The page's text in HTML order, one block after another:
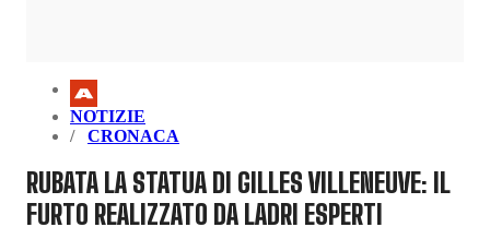
NOTIZIE
CRONACA
RUBATA LA STATUA DI GILLES VILLENEUVE: IL
FURTO REALIZZATO DA LADRI ESPERTI